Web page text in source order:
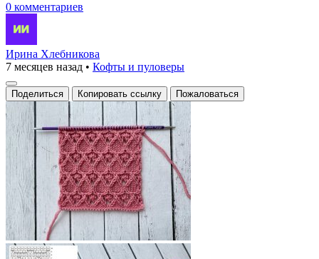
0 комментариев
Ирина Хлебникова
7 месяцев назад • Кофты и пуловеры
Поделиться Копировать ссылку Пожаловаться